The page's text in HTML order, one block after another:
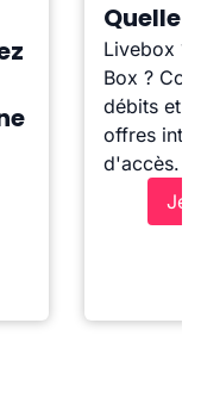
Quelle
Livebox ?
Box ?
débits et
offres
d'accès.
Je